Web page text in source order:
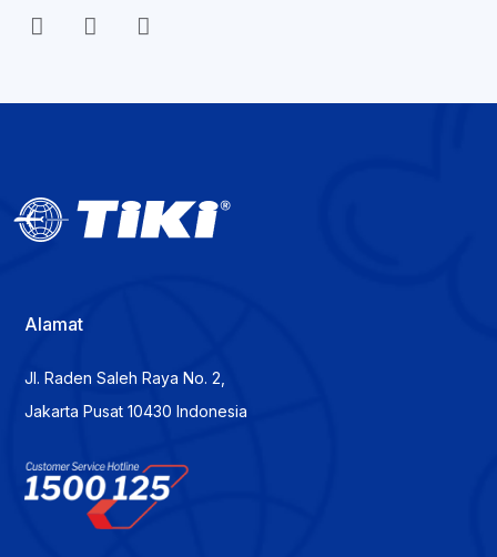
Alamat
Jl. Raden Saleh Raya No. 2,
Jakarta Pusat 10430 Indonesia